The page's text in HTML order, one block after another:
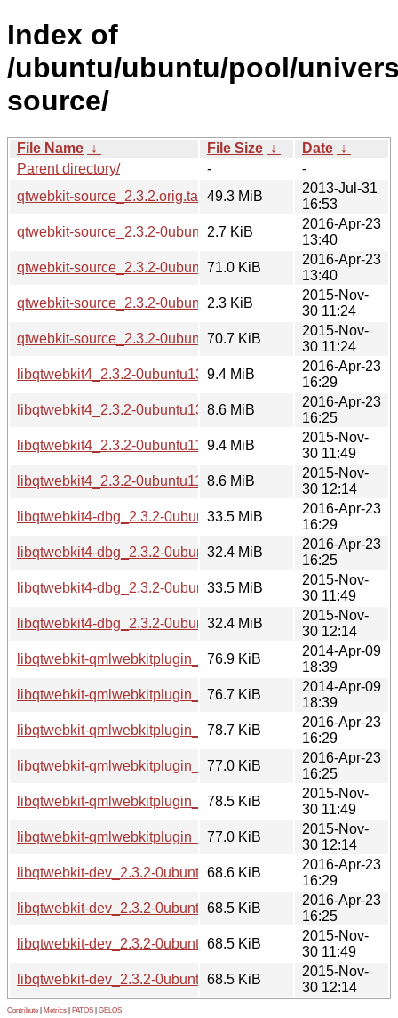
Index of
/ubuntu/ubuntu/pool/
source/
File Name ↓ File Size ↓ Date ↓
Parent directory/
-
-
qtwebkit-source_2.3.2.orig.tar.gz49.3 MiB
2013-Jul-31
16:53
qtwebkit-source_2.3.2-0ubuntu13.dsc
2.7 KiB
2016-Apr-23
13:40
qtwebkit-source_2.3.2-0ubuntu13.debian.tar.xz
71.0 KiB
2016-Apr-23
13:40
qtwebkit-source_2.3.2-0ubuntu11.dsc
2.3 KiB
2015-Nov-
30 11:24
qtwebkit-source_2.3.2-0ubuntu11.debian.tar.xz
70.7 KiB
2015-Nov-
30 11:24
libqtwebkit4_2.3.2-0ubuntu13_i386.deb
9.4 MiB
2016-Apr-23
16:29
libqtwebkit4_2.3.2-0ubuntu13_amd64.deb
8.6 MiB
2016-Apr-23
16:25
libqtwebkit4_2.3.2-0ubuntu11_i386.deb
9.4 MiB
2015-Nov-
30 11:49
libqtwebkit4_2.3.2-0ubuntu11_amd64.deb
8.6 MiB
2015-Nov-
30 12:14
libqtwebkit4-dbg_2.3.2-0ubuntu13_i386.deb
33.5 MiB
2016-Apr-23
16:29
libqtwebkit4-dbg_2.3.2-0ubuntu13_amd64.deb
32.4 MiB
2016-Apr-23
16:25
libqtwebkit4-dbg_2.3.2-0ubuntu11_i386.deb
33.5 MiB
2015-Nov-
30 11:49
libqtwebkit4-dbg_2.3.2-0ubuntu11_amd64.deb
32.4 MiB
2015-Nov-
30 12:14
libqtwebkit-qmlwebkitplugin_2.3.2-0ubuntu7_i386.deb
76.9 KiB
2014-Apr-09
18:39
libqtwebkit-qmlwebkitplugin_2.3.2-0ubuntu7_amd64.deb
76.7 KiB
2014-Apr-09
18:39
libqtwebkit-qmlwebkitplugin_2.3.2-0ubuntu13_i386.deb
78.7 KiB
2016-Apr-23
16:29
libqtwebkit-qmlwebkitplugin_2.3.2-0ubuntu13_amd64.deb
77.0 KiB
2016-Apr-23
16:25
libqtwebkit-qmlwebkitplugin_2.3.2-0ubuntu11_i386.deb
78.5 KiB
2015-Nov-
30 11:49
libqtwebkit-qmlwebkitplugin_2.3.2-0ubuntu11_amd64.deb
77.0 KiB
2015-Nov-
30 12:14
libqtwebkit-dev_2.3.2-0ubuntu13_i386.deb
68.6 KiB
2016-Apr-23
16:29
libqtwebkit-dev_2.3.2-0ubuntu13_amd64.deb
68.5 KiB
2016-Apr-23
16:25
libqtwebkit-dev_2.3.2-0ubuntu11_i386.deb
68.5 KiB
2015-Nov-
30 11:49
libqtwebkit-dev_2.3.2-0ubuntu11_amd64.deb
68.5 KiB
2015-Nov-
30 12:14
Contribute Metrics PATOS GELOS